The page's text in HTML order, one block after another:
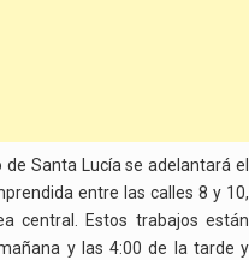
Santa Lucía se adelantará el
entre las calles 8 y 10,
central. Estos trabajos están
y las 4:00 de la tarde y